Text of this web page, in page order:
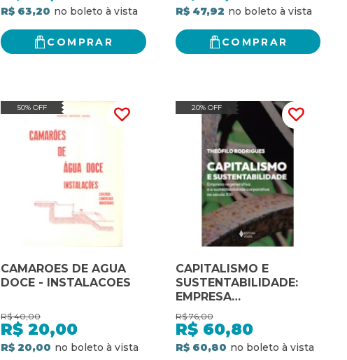
R$ 63,20
COMPRAR
R$ 47,92
COMPRAR
50% OFF
CAMAROES DE AGUA
DOCE - INSTALACOES
R$ 40,00
R$ 20,00
R$ 20,00
20% OFF
CAPITALISMO E
SUSTENTABILIDADE:
EMPRESA
REGENERATIVA E A
SUSTENTABILIDADE
CORPORATIVA NO
SÉCULO XXI
R$ 76,00
R$ 60,80
R$ 60,80